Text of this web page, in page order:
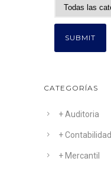
CATEGORÍAS
+ Auditoria
+ Contabilidad
+ Mercantil